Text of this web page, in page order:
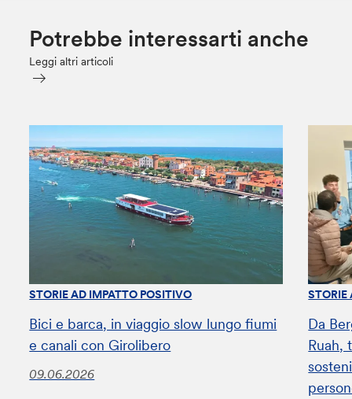
Potrebbe interessarti anche
Leggi altri articoli
STORIE AD IMPATTO POSITIVO
Bici e barca, in viaggio slow lungo fiumi
e canali con Girolibero
09.06.2026
STORIE
Da
Ruah,